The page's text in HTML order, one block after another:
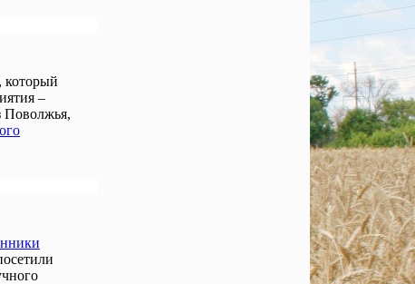
который
–
Поволжья,